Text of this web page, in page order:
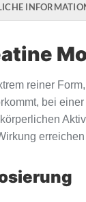
reiner
bei